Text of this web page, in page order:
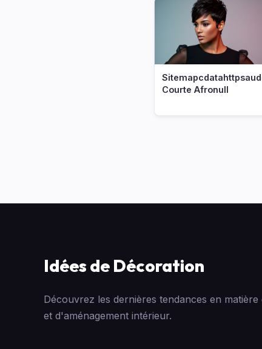
Courte Afronull
Idées de Décoration
Découvrez les dernières tendances en matière
et d'aménagement intérieur.